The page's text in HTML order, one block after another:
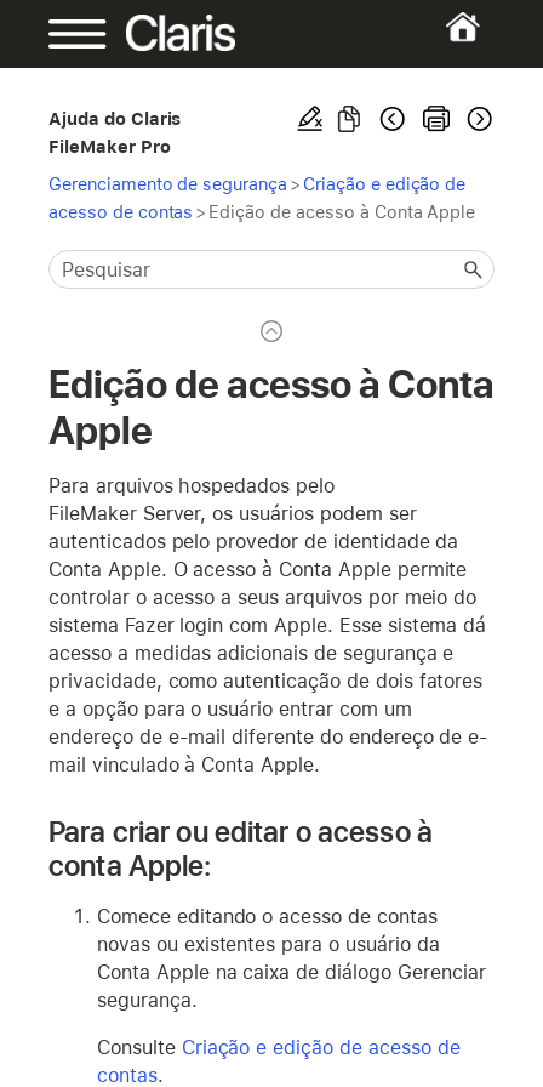
Ajuda do Claris
FileMaker Pro
Gerenciamento de segurança > Criação e edição de
acesso de contas > Edição de acesso à Conta Apple
Edição de acesso à Conta
Apple
Para arquivos hospedados pelo
FileMaker Server, os usuários podem ser
autenticados pelo provedor de identidade da
Conta Apple. O acesso à Conta Apple permite
controlar o acesso a seus arquivos por meio do
sistema Fazer login com Apple. Esse sistema dá
acesso a medidas adicionais de segurança e
privacidade, como autenticação de dois fatores
e a opção para o usuário entrar com um
endereço de e-mail diferente do endereço de e-
mail vinculado à Conta Apple.
Para criar ou editar o acesso à
conta Apple:
Comece editando o acesso de contas
novas ou existentes para o usuário da
Conta Apple na caixa de diálogo Gerenciar
segurança.
Consulte Criação e edição de acesso de
contas.